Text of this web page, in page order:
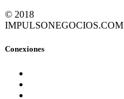
© 2018
IMPULSONEGOCIOS.COM
Conexiones